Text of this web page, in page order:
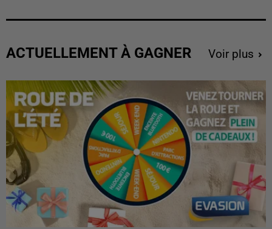
ACTUELLEMENT À GAGNER Voir plus